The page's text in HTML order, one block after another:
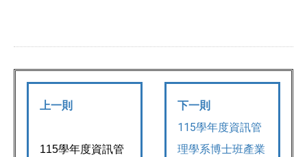
上一則
115學年度資訊管
下一則
115學年度資訊管
理學系博士班產業